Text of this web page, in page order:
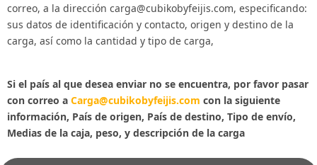
correo, a la dirección carga@cubikobyfeijis.com, especificando:
sus datos de identificación y contacto, origen y destino de la
carga, así como la cantidad y tipo de carga,
Si el país al que desea enviar no se encuentra, por favor pasar
con correo a Carga@cubikobyfeijis.com con la siguiente
información, País de origen, País de destino, Tipo de envío,
Medias de la caja, peso, y descripción de la carga